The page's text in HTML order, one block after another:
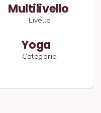
Multilivello
Livello
Yoga
Categoria